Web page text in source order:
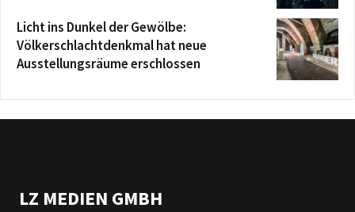
Licht ins Dunkel der Gewölbe:
Völkerschlachtdenkmal hat neue
Ausstellungsräume erschlossen
LZ MEDIEN GMBH